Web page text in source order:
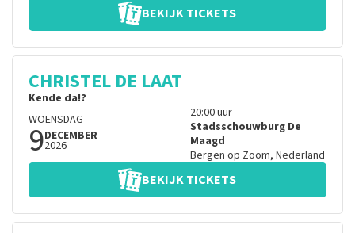
BEKIJK TICKETS
CHRISTEL DE LAAT
Kende da!?
WOENSDAG
9DECEMBER
2026
20:00uur
Stadsschouwburg De
Maagd
Bergen op Zoom, Nederland
BEKIJK TICKETS